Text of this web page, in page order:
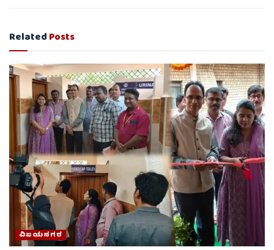
RelatedPosts
ವಿಜಯನಗರ